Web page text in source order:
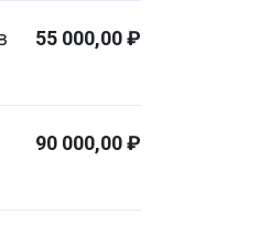
55 000,00 ₽
90 000,00 ₽